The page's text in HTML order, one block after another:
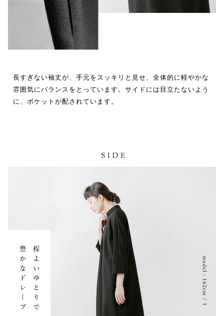
長すぎない袖丈が、手元をスッキリと見せ、全体的に軽やかな
雰囲気にバランスをとっています。サイドには目立たないよう
に、ポケットが配されています。